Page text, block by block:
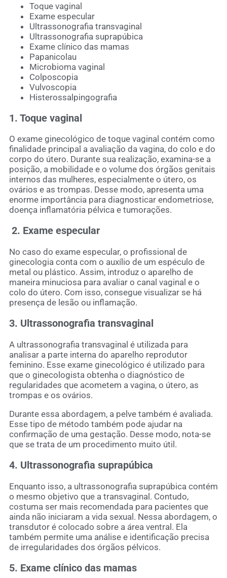
Toque vaginal
Exame especular
Ultrassonografia transvaginal
Ultrassonografia suprapúbica
Exame clínico das mamas
Papanicolau
Microbioma vaginal
Colposcopia
Vulvoscopia
Histerossalpingografia
1. Toque vaginal
O exame ginecológico de toque vaginal contém como
finalidade principal a avaliação da vagina, do colo e do
corpo do útero. Durante sua realização, examina-se a
posição, a mobilidade e o volume dos órgãos genitais
internos das mulheres, especialmente o útero, os
ovários e as trompas. Desse modo, apresenta uma
enorme importância para diagnosticar endometriose,
doença inflamatória pélvica e tumorações.
2. Exame especular
No caso do exame especular, o profissional de
ginecologia conta com o auxílio de um espéculo de
metal ou plástico. Assim, introduz o aparelho de
maneira minuciosa para avaliar o canal vaginal e o
colo do útero. Com isso, consegue visualizar se há
presença de lesão ou inflamação.
3. Ultrassonografia transvaginal
A ultrassonografia transvaginal é utilizada para
analisar a parte interna do aparelho reprodutor
feminino. Esse exame ginecológico é utilizado para
que o ginecologista obtenha o diagnóstico de
regularidades que acometem a vagina, o útero, as
trompas e os ovários.
Durante essa abordagem, a pelve também é avaliada.
Esse tipo de método também pode ajudar na
confirmação de uma gestação. Desse modo, nota-se
que se trata de um procedimento muito útil.
4. Ultrassonografia suprapúbica
Enquanto isso, a ultrassonografia suprapúbica contém
o mesmo objetivo que a transvaginal. Contudo,
costuma ser mais recomendada para pacientes que
ainda não iniciaram a vida sexual. Nessa abordagem, o
transdutor é colocado sobre a área ventral. Ela
também permite uma análise e identificação precisa
de irregularidades dos órgãos pélvicos.
5. Exame clínico das mamas